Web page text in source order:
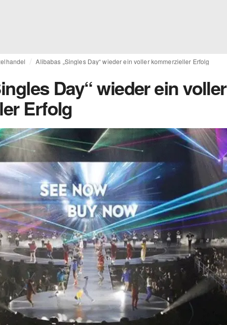
Alibabas „Singles Day“ wieder ein voller kommerzieller Erfolg
Day“ wieder ein voller
Erfolg